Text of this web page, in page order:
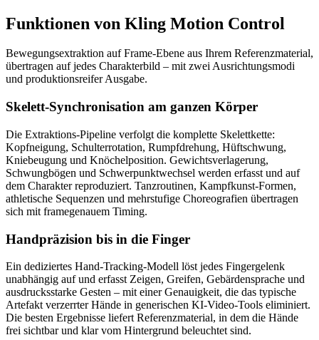
Funktionen von Kling Motion Control
Bewegungsextraktion auf Frame-Ebene aus Ihrem Referenzmaterial,
übertragen auf jedes Charakterbild – mit zwei Ausrichtungsmodi
und produktionsreifer Ausgabe.
Skelett-Synchronisation am ganzen Körper
Die Extraktions-Pipeline verfolgt die komplette Skelettkette:
Kopfneigung, Schulterrotation, Rumpfdrehung, Hüftschwung,
Kniebeugung und Knöchelposition. Gewichtsverlagerung,
Schwungbögen und Schwerpunktwechsel werden erfasst und auf
dem Charakter reproduziert. Tanzroutinen, Kampfkunst-Formen,
athletische Sequenzen und mehrstufige Choreografien übertragen
sich mit framegenauem Timing.
Handpräzision bis in die Finger
Ein dediziertes Hand-Tracking-Modell löst jedes Fingergelenk
unabhängig auf und erfasst Zeigen, Greifen, Gebärdensprache und
ausdrucksstarke Gesten – mit einer Genauigkeit, die das typische
Artefakt verzerrter Hände in generischen KI-Video-Tools eliminiert.
Die besten Ergebnisse liefert Referenzmaterial, in dem die Hände
frei sichtbar und klar vom Hintergrund beleuchtet sind.